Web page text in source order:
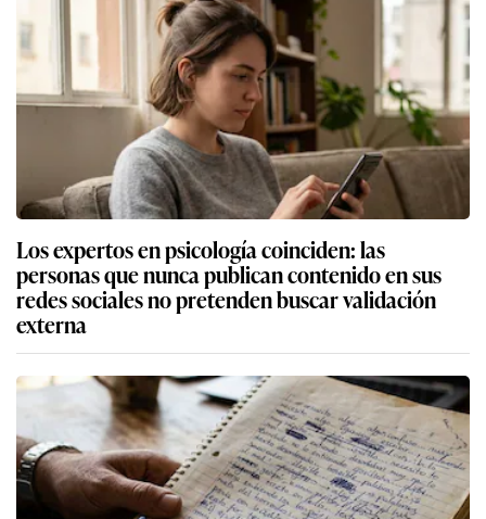
Los expertos en psicología coinciden: las
personas que nunca publican contenido en sus
redes sociales no pretenden buscar validación
externa